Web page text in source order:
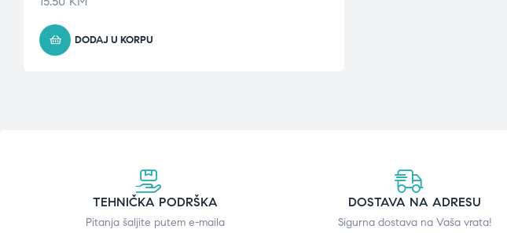
DODAJ U KORPU
TEHNIČKA PODRŠKA
Pitanja šaljite putem e-maila
DOSTAVA NA ADRESU
Sigurna dostava na Vaša vrata!